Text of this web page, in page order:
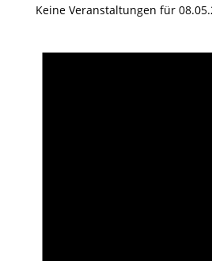
Keine Veranstaltungen für